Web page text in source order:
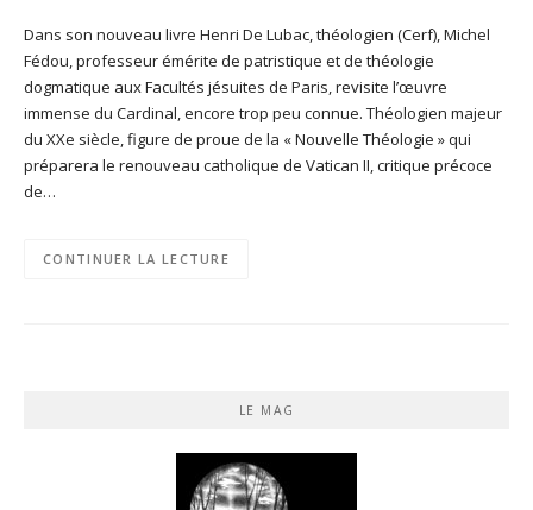
Dans son nouveau livre Henri De Lubac, théologien (Cerf), Michel
Fédou, professeur émérite de patristique et de théologie
dogmatique aux Facultés jésuites de Paris, revisite l’œuvre
immense du Cardinal, encore trop peu connue. Théologien majeur
du XXe siècle, figure de proue de la « Nouvelle Théologie » qui
préparera le renouveau catholique de Vatican II, critique précoce
de…
CONTINUER LA LECTURE
LE MAG